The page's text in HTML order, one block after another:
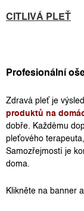
CITLIVÁ PLEŤ
Profesionální
Zdravá pleť je
produktů na
dobře. Každému
pleťového
Samozřejmostí je
doma.
Klikněte na banner